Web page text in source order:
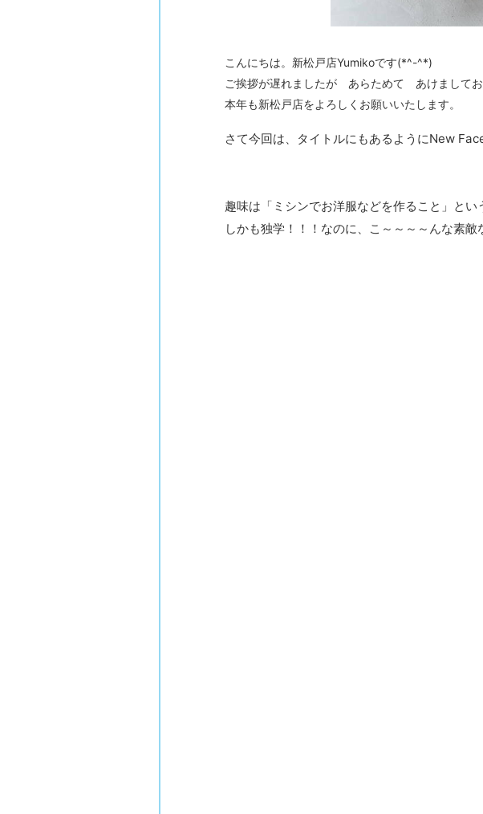
こんにちは。新松戸店Yumikoです(*^-^*)
ご挨拶が遅れましたが あらためて あけましてお
本年も新松戸店をよろしくお願いいたします。
さて今回は、タイトルにもあるようにNew
趣味は「ミシンでお洋服などを作ること」とい
しかも独学！！！なのに、こ～～～～んな素